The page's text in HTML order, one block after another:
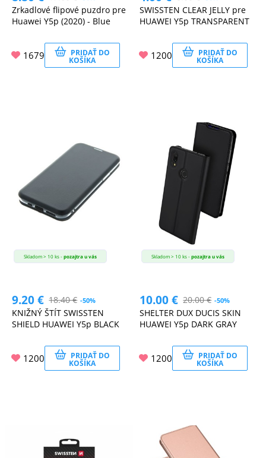
Zrkadlové flipové puzdro pre
Huawei Y5p (2020) - Blue
1679 PRIDAŤ DO
KOŠÍKA
SWISSTEN CLEAR JELLY pre
HUAWEI Y5p TRANSPARENT
1200 PRIDAŤ DO
KOŠÍKA
Skladom > 10 ks -pozajtra u vás
9.20€ 18.40€ -50%
KNIŽNÝ ŠTÍT SWISSTEN
SHIELD HUAWEI Y5p BLACK
1200 PRIDAŤ DO
KOŠÍKA
Skladom > 10 ks -pozajtra u vás
10.00€ 20.00€ -50%
SHELTER DUX DUCIS SKIN
HUAWEI Y5p DARK GRAY
1200 PRIDAŤ DO
KOŠÍKA